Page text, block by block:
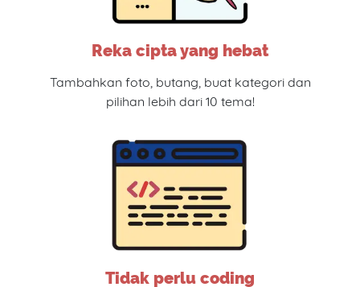
Reka cipta yang hebat
Tambahkan foto, butang, buat kategori dan
pilihan lebih dari 10 tema!
Tidak perlu coding